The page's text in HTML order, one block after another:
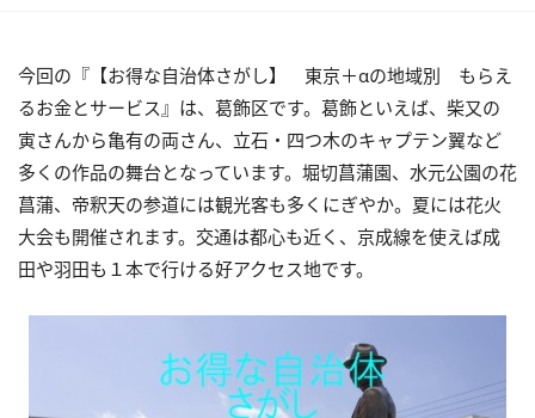
今回の『【お得な自治体さがし】 東京＋αの地域別 もらえ
るお金とサービス』は、葛飾区です。葛飾といえば、柴又の
寅さんから亀有の両さん、立石・四つ木のキャプテン翼など
多くの作品の舞台となっています。堀切菖蒲園、水元公園の花
菖蒲、帝釈天の参道には観光客も多くにぎやか。夏には花火
大会も開催されます。交通は都心も近く、京成線を使えば成
田や羽田も１本で行ける好アクセス地です。